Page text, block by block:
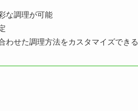
な調理が可能
わせた調理方法をカスタマイズできる